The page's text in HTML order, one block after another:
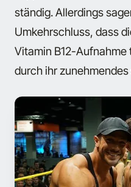
ständig. Allerdings
Umkehrschluss, dass
Vitamin B12-
durch ihr